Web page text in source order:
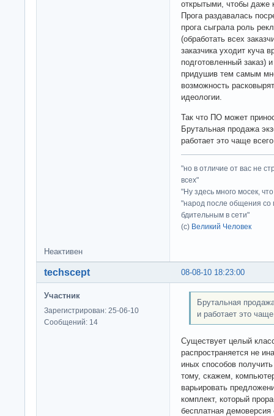
открытыми, чтобы даже
Прога раздавалась
прога сыграла роль
(обработать всех
заказчика уходит куча
подготовленный заказ)
придушив тем самым
возможность
идеологии.
Так что ПО может
Брутальная продажа
работает это чаще
"но в отличие от вас не
всех"
"Ну здесь много мосек,
"народ после общения со
бдительным в сети"
(с) Великий Человек
Неактивен
08-08-10 18:23:00
techscept
Участник
Зарегистрирован: 25-06-10
Сообщений: 14
Брутальная
и работает это
Существует целый
распространяется не
иных способов
тому, скажем,
варьировать
комплект, который
бесплатная